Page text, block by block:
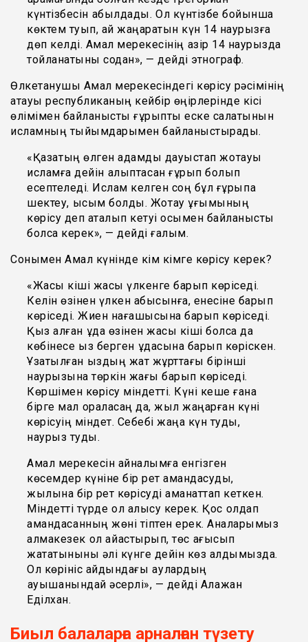
күнтізбесін қабылдадық. Ол күнтізбе бойынша
көктем туып, ай жаңаратын күн 14 наурызға
дөп келді. Амал мерекесінің қазір 14 наурызда
тойланатыны содан», — дейді этнограф.
Өлкетанушы Амал мерекесіндегі көрісу рәсімінің
атауы республиканың кейбір өңірлерінде кісі
өлімімен байланысты ғұрыпты еске салатынын
исламның тыйымдарымен байланыстырады.
«Қазақтың өлген адамды дауыстап жоқтауы
исламға дейін қалыптасқан ғұрып болып
есептеледі. Ислам келген соң бұл ғұрыпқа
шектеу, қысым болды. Жоқтау ұғымының
көрісу деп аталып кетуі осымен байланысты
болса керек», — дейді ғалым.
Сонымен Амал күнінде кім кімге көрісу керек?
«Жасы кіші жасы үлкенге барып көріседі.
Келін өзінен үлкен абысынға, енесіне барып
көріседі. Жиен нағашысына барып көріседі.
Қыз алған құда өзінен жасы кіші болса да
көбінесе қыз берген құдасына барып көріскен.
Ұзатылған қыздың жат жұрттағы бірінші
наурызына төркін жағы барып көріседі.
Көршімен көрісу міндетті. Күні кеше ғана
бірге мал қораласаң да, жыл жаңарған күні
көрісуің міндет. Себебі жаңа күн туды,
наурыз туды.
Амал мерекесін айналымға енгізген
көсемдер күніне бір рет амандасуды,
жылына бір рет көрісуді аманаттап кеткен.
Міндетті түрде қол алысу керек. Қос қолдап
амандасқанның жөні тіптен ерек. Аналарымыз
алмакезек қол айқастырып, төс қағысып
жататыныны әлі күнге дейін көз алдымызда.
Ол көрініс айдындағы аққулардың
қауышқанындай әсерлі», — дейді Алқажан
Еділхан.
Биыл балаларға арналған түзету